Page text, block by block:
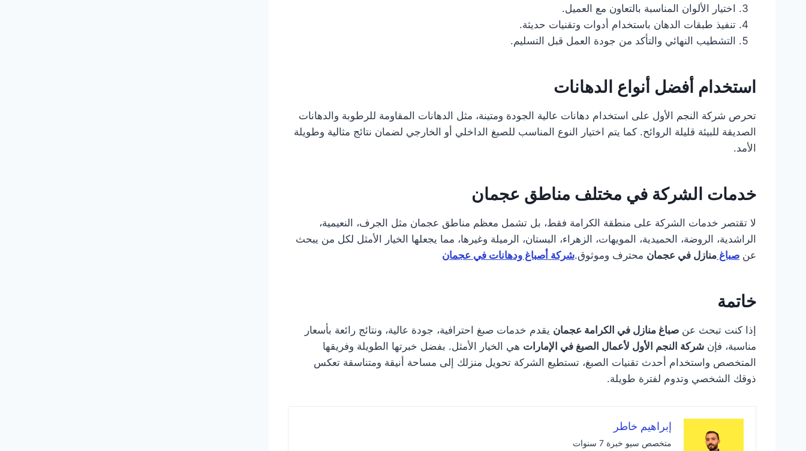
اختيار الألوان المناسبة بالتعاون مع العميل.
تنفيذ طبقات الدهان باستخدام أدوات وتقنيات حديثة.
التشطيب النهائي والتأكد من جودة العمل قبل التسليم.
استخدام أفضل أنواع الدهانات
تحرص شركة النجم الأول على استخدام دهانات عالية الجودة ومتينة، مثل الدهانات المقاومة للرطوبة والدهانات
الصديقة للبيئة قليلة الروائح. كما يتم اختيار النوع المناسب للصبغ الداخلي أو الخارجي لضمان نتائج مثالية وطويلة
الأمد.
خدمات الشركة في مختلف مناطق عجمان
لا تقتصر خدمات الشركة على منطقة الكرامة فقط، بل تشمل معظم مناطق عجمان مثل الجرف، النعيمية،
الراشدية، الروضة، الحميدية، المويهات، الزهراء، البستان، الرميلة وغيرها، مما يجعلها الخيار الأمثل لكل من يبحث
عنصباغمنازل في عجمان محترف وموثوق.شركة أصباغ ودهانات في عجمان
خاتمة
إذا كنت تبحث عنصباغ منازل في الكرامة عجمان يقدم خدمات صبغ احترافية، جودة عالية، ونتائج رائعة بأسعار
مناسبة، فإنشركة النجم الأول لأعمال الصبغ في الإمارات هي الخيار الأمثل. بفضل خبرتها الطويلة وفريقها
المتخصص واستخدام أحدث تقنيات الصبغ، تستطيع الشركة تحويل منزلك إلى مساحة أنيقة ومتناسقة تعكس
ذوقك الشخصي وتدوم لفترة طويلة.
إبراهيم خاطر
متخصص سيو خبرة 7 سنوات